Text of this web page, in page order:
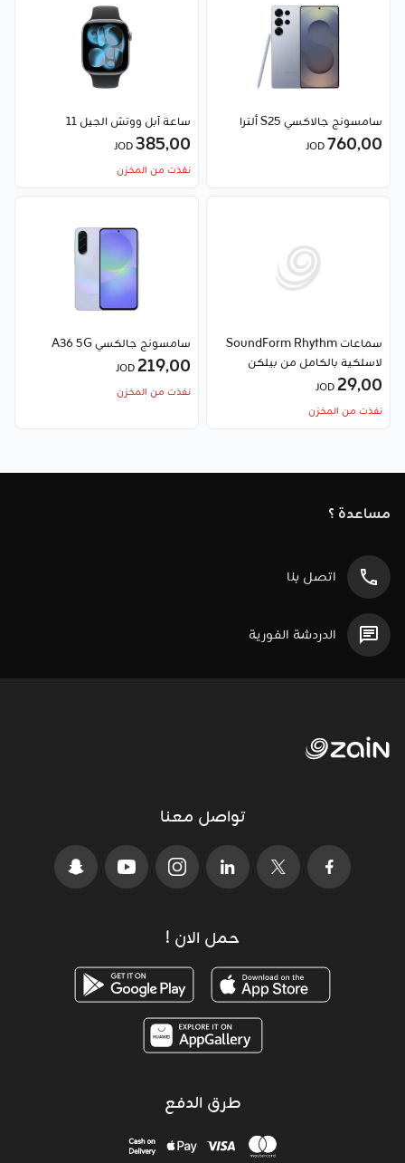
سامسونج جالاكسي S25 ألترا
760٫00
ساعة آبل ووتش الجيل 11
385٫00
نفذت من المخزن
سماعات SoundForm Rhythm
لاسلكية بالكامل من بيلكن
29٫00
نفذت من المخزن
سامسونج جالكسي A36 5G
219٫00
نفذت من المخزن
مساعدة ؟
اتصل بنا
الدردشة الفورية
تواصل معنا
حمل الان !
طرق الدفع